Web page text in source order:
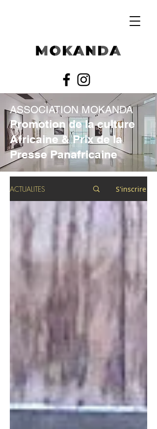
ASSOCIATION MOKANDA
Promotion de la culture
Africaine & Prix de la
Presse Panafricaine
ACTUALITES S'inscrire